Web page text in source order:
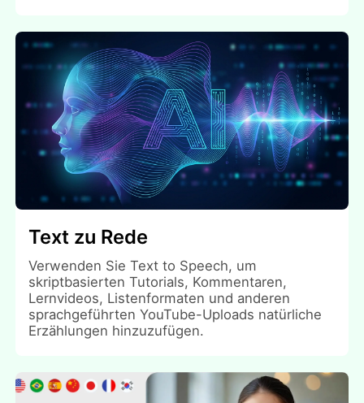
Text zu Rede
Verwenden Sie Text to Speech, um
skriptbasierten Tutorials, Kommentaren,
Lernvideos, Listenformaten und anderen
sprachgeführten YouTube-Uploads natürliche
Erzählungen hinzuzufügen.